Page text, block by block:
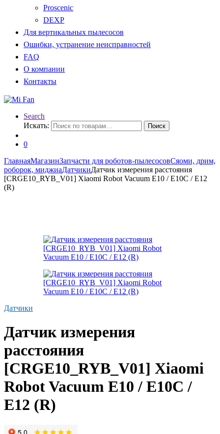
Proscenic
DEXP
Для вертикальных пылесосов
Ошибки, устранение неисправностей
FAQ
О компании
Контакты
Search
Искать:
Поиск
0
ГлавнаяМагазинЗапчасти для роботов-пылесосовСяоми, дрим,
роборок, миджиаДатчикиДатчик измерения расстояния
[CRGE10_RYB_V01] Xiaomi Robot Vacuum E10 / E10C / E12
(R)
Датчики
Датчик измерения
расстояния
[CRGE10_RYB_V01] Xiaomi
Robot Vacuum E10 / E10C /
E12 (R)